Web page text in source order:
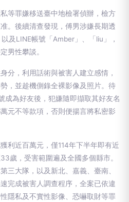
等罪嫌移送臺中地檢署偵辦，檢方
。後續清查發現，傅男涉嫌長期透
及LINE帳號「Amber」、「liu」，
男性攀談。
分，利用話術與被害人建立感情，
，並趁機側錄全裸影像及照片。待
成為好友後，犯嫌隨即擷取其好友名
元不等款項，否則便揚言將私密影
利近百萬元，僅114年下半年即有近
歲，受害範圍遍及全國多個縣市。
三大隊，以及新北、嘉義、臺南、
完成被害人調查程序，全案已依違
隱私及不實性影像、恐嚇取財等罪